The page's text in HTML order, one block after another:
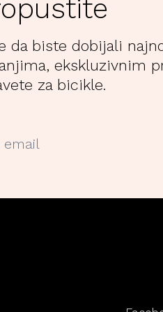
da biste dobijali
ekskluzivnim
za bicikle.